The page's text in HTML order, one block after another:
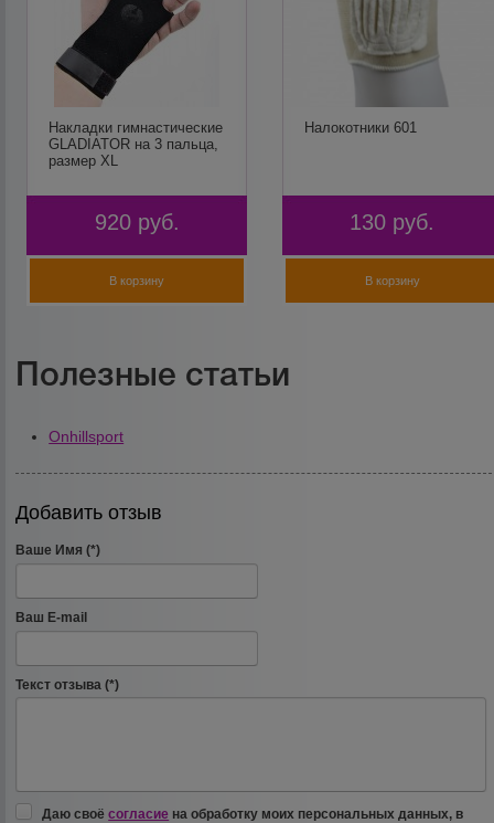
Накладки гимнастические
GLADIATOR на 3 пальца,
размер XL
920 руб.
В корзину
Налокотники 601
130 руб.
В корзину
Полезные статьи
Onhillsport
Добавить отзыв
Ваше Имя (*)
Ваш E-mail
Текст отзыва (*)
Даю своёсогласие на обработку моих персональных данных, в